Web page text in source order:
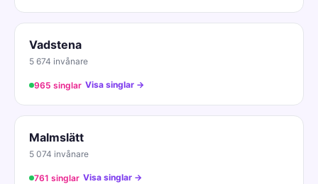
Vadstena
5 674 invånare
965 singlar Visa singlar →
Malmslätt
5 074 invånare
761 singlar Visa singlar →